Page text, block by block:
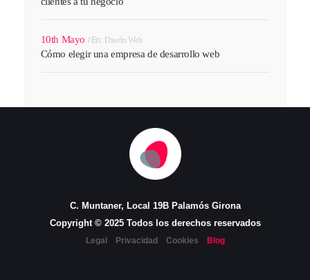
10th Mayo En: Diseño Web
Cómo elegir una empresa de desarrollo web
C. Muntaner, Local 19B Palamós Girona
Copyright © 2025 Todos los derechos reservados
Legal Privacidad Cookies Blog